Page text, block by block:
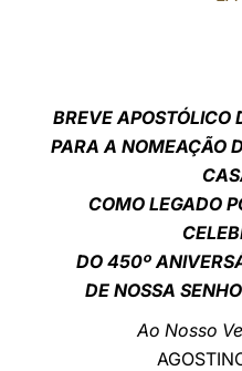
BREVE APOSTÓLICO
PARA A NOMEAÇÃO
COMO LEGADO
DO 450º
DE NOSSA
Ao Nosso